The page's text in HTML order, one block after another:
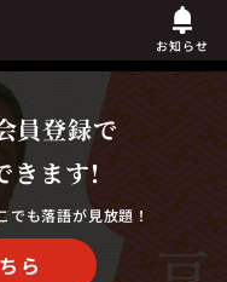
お知らせ
員登録で
きます!
も落語が見放題！
ら